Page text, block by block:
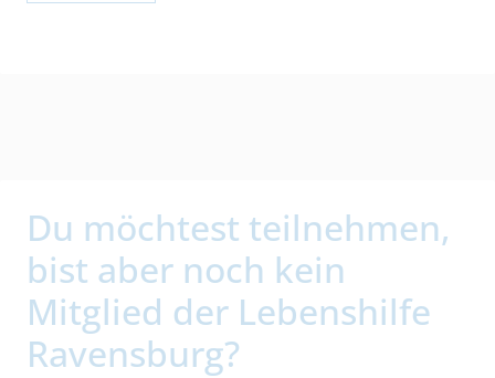
Du möchtest teilnehmen,
bist aber noch kein
Mitglied der Lebenshilfe
Ravensburg?